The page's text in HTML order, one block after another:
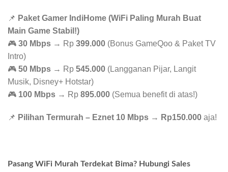
📌 Paket Gamer IndiHome (WiFi Paling Murah Buat
Main Game Stabil!)
🎮 30 Mbps → Rp 399.000 (Bonus GameQoo & Paket TV
Intro)
🎮 50 Mbps → Rp 545.000 (Langganan Pijar, Langit
Musik, Disney+ Hotstar)
🎮 100 Mbps → Rp 895.000 (Semua benefit di atas!)
📌 Pilihan Termurah – Eznet 10 Mbps → Rp150.000 aja!
Pasang WiFi Murah Terdekat Bima? Hubungi Sales